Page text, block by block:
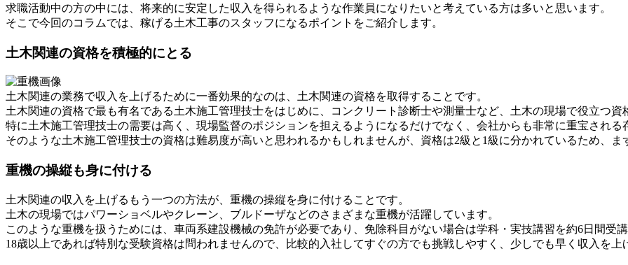
求職活動中の方の中には、将来的に安定した収入を得られるような作業員になりたいと考えている方は多いと思います。
そこで今回のコラムでは、稼げる土木工事のスタッフになるポイントをご紹介します。
土木関連の資格を積極的にとる
土木関連の業務で収入を上げるために一番効果的なのは、土木関連の資格を取得することです。
土木関連の資格で最も有名である土木施工管理技士をはじめに、コンクリート診断士や測量士など、土木の現場で役立つ資
特に土木施工管理技士の需要は高く、現場監督のポジションを担えるようになるだけでなく、会社からも非常に重宝される
そのような土木施工管理技士の資格は難易度が高いと思われるかもしれませんが、資格は2級と1級に分かれているため、ま
重機の操縦も身に付ける
土木関連の収入を上げるもう一つの方法が、重機の操縦を身に付けることです。
土木の現場ではパワーショベルやクレーン、ブルドーザなどのさまざまな重機が活躍しています。
このような重機を扱うためには、車両系建設機械の免許が必要であり、免除科目がない場合は学科・実技講習を約6日間受講
18歳以上であれば特別な受験資格は問われませんので、比較的入社してすぐの方でも挑戦しやすく、少しでも早く収入を上